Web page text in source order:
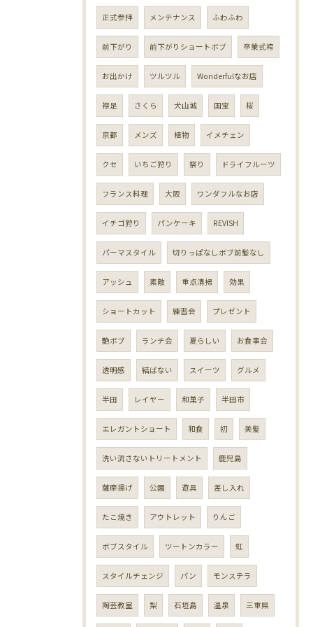
正式参拝 メンテナンス ふわふわ
前下がり 前下がりショートボブ 卒業式袴
お出かけ ツルツル Wonderfulなお店
襟足 さくら 犬山城 国宝 桜
京都 メンズ 植物 イメチェン
クセ いちご狩り 祭り ドライフルーツ
フランス料理 大阪 ワンダフルなお店
イチゴ狩り パンケーキ REVISH
パーマスタイル 切りっぱなしボブ前髪なし
アッシュ 素敵 重点清掃 効果
ショートカット 練習会 プレゼント
艶ボブ ランチ会 夏らしい お食事会
透明感 結ばない スイーツ グルメ
半田 レイヤー 和菓子 半田市
エレガントショート 和食 初 美髪
洗い流さないトリートメント 鹿児島
薩摩揚げ 公園 遊具 差し入れ
たこ焼き アウトレット りんご
ボブスタイル ツートンカラー 虹
スタイルチェンジ パン モンステラ
陶芸教室 梨 石垣島 温泉 三重県